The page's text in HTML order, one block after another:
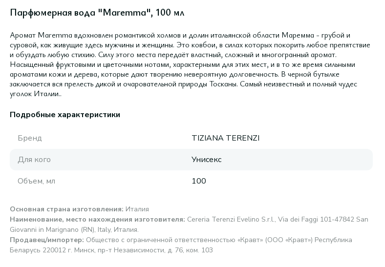
Парфюмерная вода "Maremma", 100 мл
Аромат Maremma вдохновлен романтикой холмов и долин итальянской области Маремма - грубой и
суровой, как живущие здесь мужчины и женщины. Это ковбои, в силах которых покорить любое препятствие
и обуздать любую стихию. Силу этого места передаёт властный, сложный и многогранный аромат.
Насыщенный фруктовыми и цветочными нотами, характерными для этих мест, и в то же время сильными
ароматами кожи и дерева, которые дают творению невероятную долговечность. В черной бутылке
заключается вся прелесть дикой и очаровательной природы Тосканы. Самый неизвестный и полный чудес
уголок Италии..
Подробные характеристики
Бренд
TIZIANA TERENZI
Для кого
Унисекс
Объем, мл
100
Основная страна изготовления: Италия
Наименование, место нахождения изготовителя: Cereria Terenzi Evelino S.r.l., Via dei Faggi 101-47842 San
Giovanni in Marignano (RN), Italy, Италия.
Продавец/импортер: Общество с ограниченной ответственностью «Кравт» (ООО «Кравт») Республика
Беларусь 220012 г. Минск, пр-т Независимости, д. 76, ком. 103